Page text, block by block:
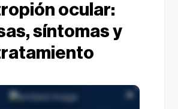
ocular:
síntomas y